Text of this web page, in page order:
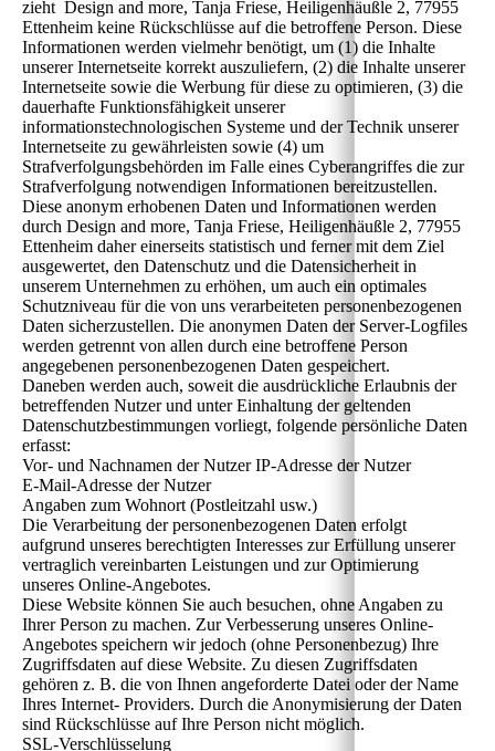
zieht Design and more, Tanja Friese, Heiligenhäußle 2, 77955
Ettenheim keine Rückschlüsse auf die betroffene Person. Diese
Informationen werden vielmehr benötigt, um (1) die Inhalte
unserer Internetseite korrekt auszuliefern, (2) die Inhalte unserer
Internetseite sowie die Werbung für diese zu optimieren, (3) die
dauerhafte Funktionsfähigkeit unserer
informationstechnologischen Systeme und der Technik unserer
Internetseite zu gewährleisten sowie (4) um
Strafverfolgungsbehörden im Falle eines Cyberangriffes die zur
Strafverfolgung notwendigen Informationen bereitzustellen.
Diese anonym erhobenen Daten und Informationen werden
durch Design and more, Tanja Friese, Heiligenhäußle 2, 77955
Ettenheim daher einerseits statistisch und ferner mit dem Ziel
ausgewertet, den Datenschutz und die Datensicherheit in
unserem Unternehmen zu erhöhen, um auch ein optimales
Schutzniveau für die von uns verarbeiteten personenbezogenen
Daten sicherzustellen. Die anonymen Daten der Server-Logfiles
werden getrennt von allen durch eine betroffene Person
angegebenen personenbezogenen Daten gespeichert.
Daneben werden auch, soweit die ausdrückliche Erlaubnis der
betreffenden Nutzer und unter Einhaltung der geltenden
Datenschutzbestimmungen vorliegt, folgende persönliche Daten
erfasst:
Vor- und Nachnamen der Nutzer IP-Adresse der Nutzer
E-Mail-Adresse der Nutzer
Angaben zum Wohnort (Postleitzahl usw.)
Die Verarbeitung der personenbezogenen Daten erfolgt
aufgrund unseres berechtigten Interesses zur Erfüllung unserer
vertraglich vereinbarten Leistungen und zur Optimierung
unseres Online-Angebotes.
Diese Website können Sie auch besuchen, ohne Angaben zu
Ihrer Person zu machen. Zur Verbesserung unseres Online-
Angebotes speichern wir jedoch (ohne Personenbezug) Ihre
Zugriffsdaten auf diese Website. Zu diesen Zugriffsdaten
gehören z. B. die von Ihnen angeforderte Datei oder der Name
Ihres Internet- Providers. Durch die Anonymisierung der Daten
sind Rückschlüsse auf Ihre Person nicht möglich.
SSL-Verschlüsselung